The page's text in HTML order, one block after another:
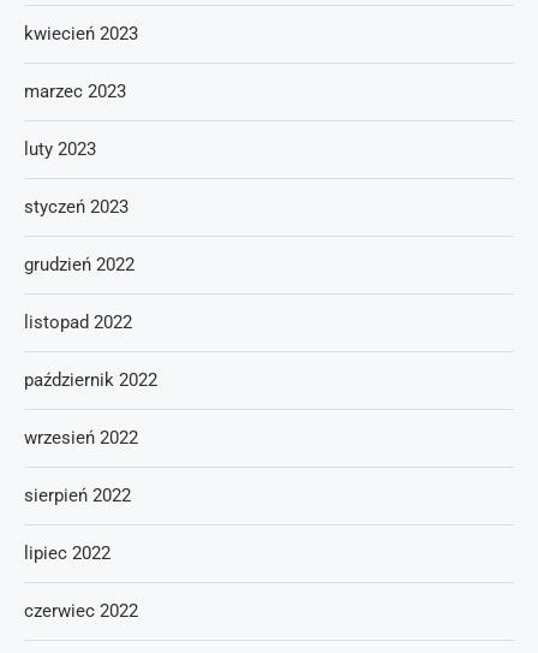
kwiecień 2023
marzec 2023
luty 2023
styczeń 2023
grudzień 2022
listopad 2022
październik 2022
wrzesień 2022
sierpień 2022
lipiec 2022
czerwiec 2022